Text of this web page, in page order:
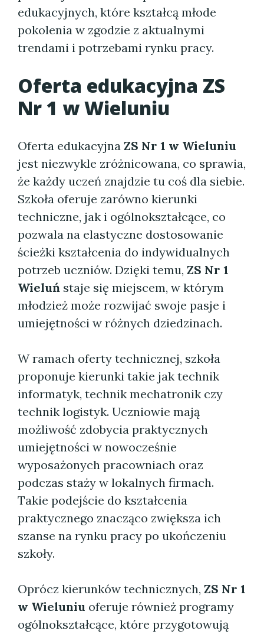
edukacyjnych, które kształcą młode
pokolenia w zgodzie z aktualnymi
trendami i potrzebami rynku pracy.
Oferta edukacyjna ZS
Nr 1 w Wieluniu
Oferta edukacyjna ZS Nr 1 w Wieluniu
jest niezwykle zróżnicowana, co sprawia,
że każdy uczeń znajdzie tu coś dla siebie.
Szkoła oferuje zarówno kierunki
techniczne, jak i ogólnokształcące, co
pozwala na elastyczne dostosowanie
ścieżki kształcenia do indywidualnych
potrzeb uczniów. Dzięki temu, ZS Nr 1
Wieluń staje się miejscem, w którym
młodzież może rozwijać swoje pasje i
umiejętności w różnych dziedzinach.
W ramach oferty technicznej, szkoła
proponuje kierunki takie jak technik
informatyk, technik mechatronik czy
technik logistyk. Uczniowie mają
możliwość zdobycia praktycznych
umiejętności w nowocześnie
wyposażonych pracowniach oraz
podczas staży w lokalnych firmach.
Takie podejście do kształcenia
praktycznego znacząco zwiększa ich
szanse na rynku pracy po ukończeniu
szkoły.
Oprócz kierunków technicznych, ZS Nr 1
w Wieluniu oferuje również programy
ogólnokształcące, które przygotowują